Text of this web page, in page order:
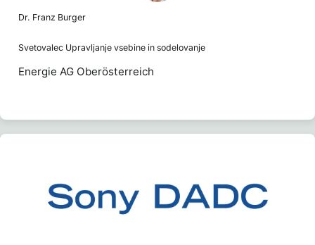
Dr. Franz Burger
Svetovalec Upravljanje vsebine in sodelovanje
Energie AG Oberösterreich